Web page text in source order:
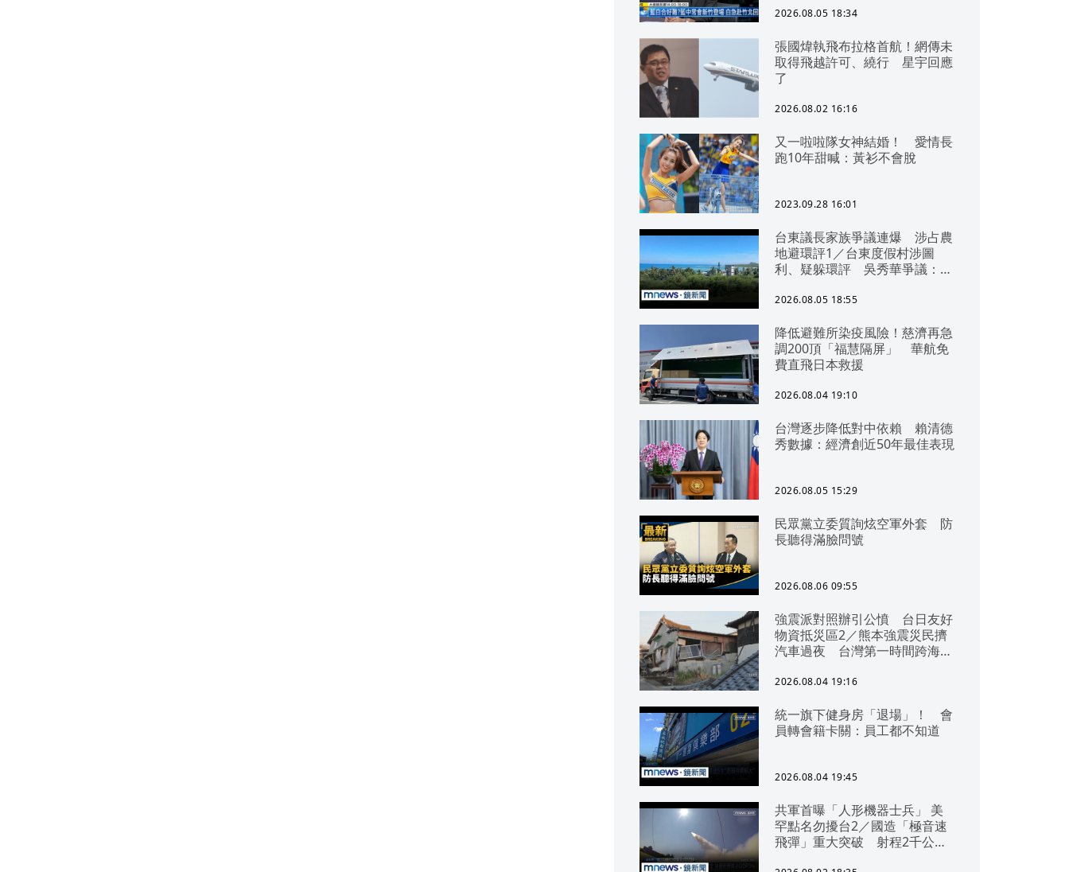
2026.08.05 18:34
張國煒執飛布拉格首航！網傳未
取得飛越許可、繞行 星宇回應
了
2026.08.02 16:16
又一啦啦隊女神結婚！ 愛情長
跑10年甜喊：黃衫不會脫
2023.09.28 16:01
台東議長家族爭議連爆 涉占農
地避環評1／台東度假村涉圖
利、疑躲環評 吳秀華爭議：概
2026.08.05 18:55
降低避難所染疫風險！慈濟再急
調200頂「福慧隔屏」 華航免
費直飛日本救援
2026.08.04 19:10
台灣逐步降低對中依賴 賴清德
秀數據：經濟創近50年最佳表現
2026.08.05 15:29
民眾黨立委質詢炫空軍外套 防
長聽得滿臉問號
2026.08.06 09:55
強震派對照辦引公憤 台日友好
物資抵災區2／熊本強震災民擠
汽車過夜 台灣第一時間跨海急
2026.08.04 19:16
統一旗下健身房「退場」！ 會
員轉會籍卡關：員工都不知道
2026.08.04 19:45
共軍首曝「人形機器士兵」 美
罕點名勿擾台2／國造「極音速
飛彈」重大突破 射程2千公里